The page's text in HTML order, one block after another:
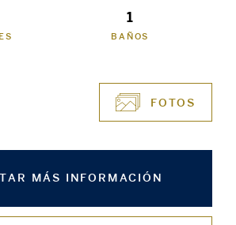
1
BAÑOS
FOTOS
MÁS INFORMACIÓN